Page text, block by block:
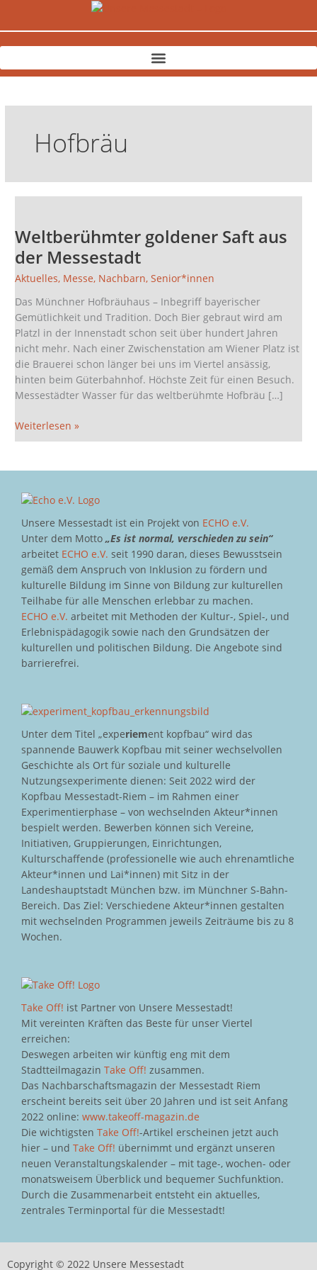
Hofbräu
Weltberühmter goldener Saft aus
der Messestadt
Aktuelles, Messe, Nachbarn,Senior*innen
Das Münchner Hofbräuhaus – Inbegriff bayerischer
Gemütlichkeit und Tradition. Doch Bier gebraut wird am
Platzl in der Innenstadt schon seit über hundert Jahren
nicht mehr. Nach einer Zwischenstation am Wiener Platz ist
die Brauerei schon länger bei uns im Viertel ansässig,
hinten beim Güterbahnhof. Höchste Zeit für einen Besuch.
Messestädter Wasser für das weltberühmte Hofbräu […]
Saft
aus
der
Messestadt
Weiterlesen »
Unsere Messestadt ist ein Projekt von ECHO e.V.
Unter dem Motto „Es ist normal, verschieden zu sein“
arbeitet ECHO e.V. seit 1990 daran, dieses Bewusstsein
gemäß dem Anspruch von Inklusion zu fördern und
kulturelle Bildung im Sinne von Bildung zur kulturellen
Teilhabe für alle Menschen erlebbar zu machen.
ECHO e.V. arbeitet mit Methoden der Kultur-, Spiel-, und
Erlebnispädagogik sowie nach den Grundsätzen der
kulturellen und politischen Bildung. Die Angebote sind
barrierefrei.
Unter dem Titel „experiement kopfbau“ wird das
spannende Bauwerk Kopfbau mit seiner wechselvollen
Geschichte als Ort für soziale und kulturelle
Nutzungsexperimente dienen: Seit 2022 wird der
Kopfbau Messestadt-Riem – im Rahmen einer
Experimentierphase – von wechselnden Akteur*innen
bespielt werden. Bewerben können sich Vereine,
Initiativen, Gruppierungen, Einrichtungen,
Kulturschaffende (professionelle wie auch ehrenamtliche
Akteur*innen und Lai*innen) mit Sitz in der
Landeshauptstadt München bzw. im Münchner S-Bahn-
Bereich. Das Ziel: Verschiedene Akteur*innen gestalten
mit wechselnden Programmen jeweils Zeiträume bis zu 8
Wochen.
Take Off! ist Partner von Unsere Messestadt!
Mit vereinten Kräften das Beste für unser Viertel
erreichen:
Deswegen arbeiten wir künftig eng mit dem
Stadtteilmagazin Take Off! zusammen.
Das Nachbarschaftsmagazin der Messestadt Riem
erscheint bereits seit über 20 Jahren und ist seit Anfang
2022 online: www.takeoff-magazin.de
Die wichtigsten Take Off!-Artikel erscheinen jetzt auch
hier – und Take Off! übernimmt und ergänzt unseren
neuen Veranstaltungskalender – mit tage-, wochen- oder
monatsweisem Überblick und bequemer Suchfunktion.
Durch die Zusammenarbeit entsteht ein aktuelles,
zentrales Terminportal für die Messestadt!
Copyright © 2022 Unsere Messestadt